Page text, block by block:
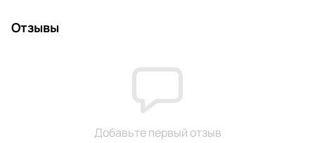
Отзывы
Добавьте первый отзыв